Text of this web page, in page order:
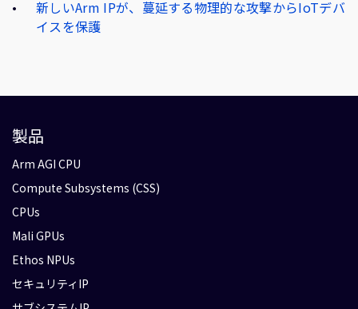
新しいArm IPが、蔓延する物理的な攻撃からIoTデバ
イスを保護
製品
Arm AGI CPU
Compute Subsystems (CSS)
CPUs
Mali GPUs
Ethos NPUs
セキュリティIP